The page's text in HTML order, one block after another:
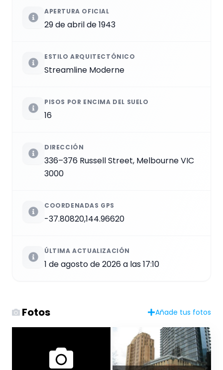
APERTURA OFICIAL
29 de abril de 1943
ESTILO ARQUITECTÓNICO
Streamline Moderne
PISOS POR ENCIMA DEL SUELO
16
DIRECCIÓN
336–376 Russell Street, Melbourne VIC
3000
COORDENADAS GPS
-37.80820,144.96620
ÚLTIMA ACTUALIZACIÓN
1 de agosto de 2026 a las 17:10
Fotos Añade tus fotos